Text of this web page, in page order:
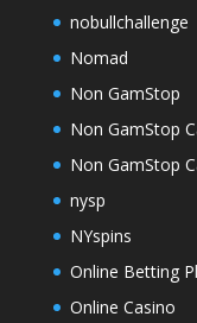
nobullchallenge
Nomad
Non GamStop
Non GamStop
Non GamStop
nysp
NYspins
Online Betting
Online Casino